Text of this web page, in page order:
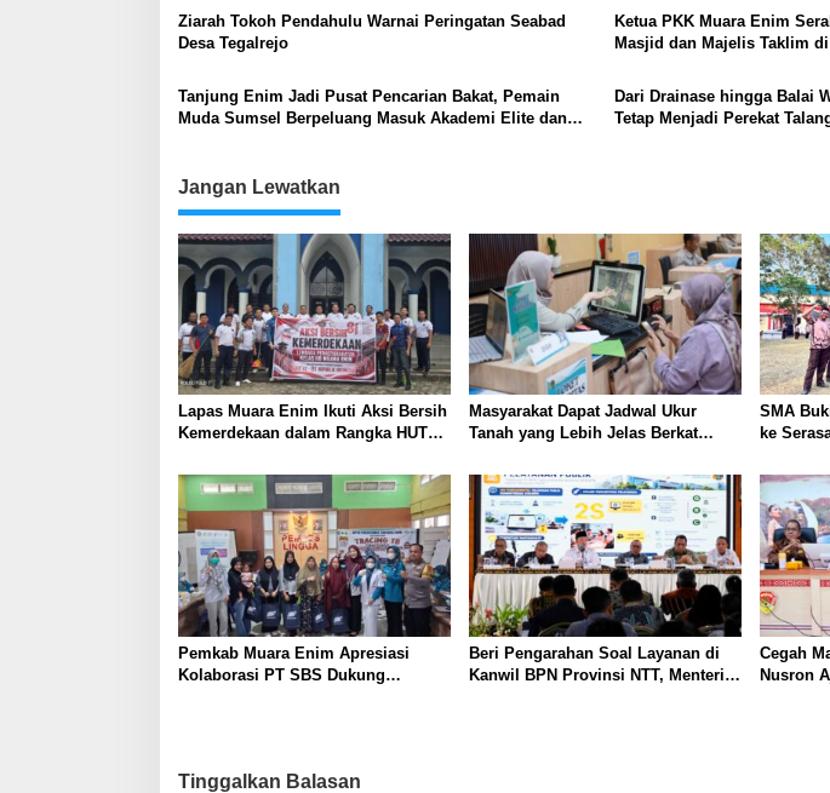
Ziarah Tokoh Pendahulu Warnai Peringatan Seabad
Desa Tegalrejo
Ketua PKK Muara Enim
Masjid dan Majelis Taklim
Tanjung Enim Jadi Pusat Pencarian Bakat, Pemain
Muda Sumsel Berpeluang Masuk Akademi Elite dan
Dari Drainase hingga Balai
Tetap Menjadi Perekat
Jangan Lewatkan
Lapas Muara Enim Ikuti Aksi Bersih
Kemerdekaan dalam Rangka HUT
Masyarakat Dapat Jadwal Ukur
Tanah yang Lebih Jelas Berkat
SMA
ke
Pemkab Muara Enim Apresiasi
Kolaborasi PT SBS Dukung
Beri Pengarahan Soal Layanan di
Kanwil BPN Provinsi NTT, Menteri
Cegah
Nusron
Tinggalkan Balasan